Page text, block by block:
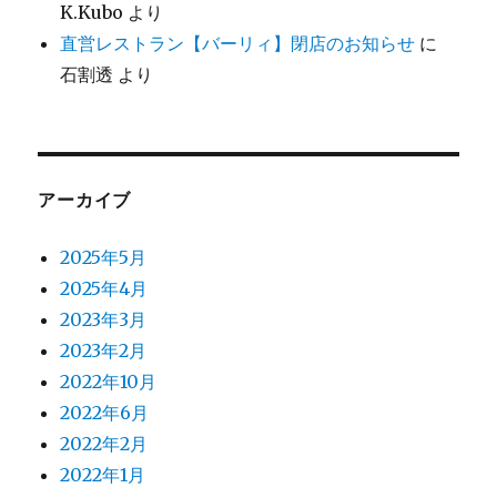
K.Kubo より
直営レストラン【バーリィ】閉店のお知らせ に
石割透 より
アーカイブ
2025年5月
2025年4月
2023年3月
2023年2月
2022年10月
2022年6月
2022年2月
2022年1月